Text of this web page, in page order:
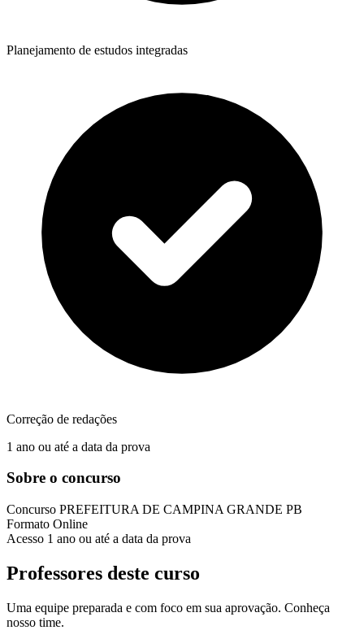
Planejamento de estudos integradas
Correção de redações
1 ano ou até a data da prova
Sobre o concurso
Concurso PREFEITURA DE CAMPINA GRANDE PB
Formato Online
Acesso 1 ano ou até a data da prova
Professores deste curso
Uma equipe preparada e com foco em sua aprovação. Conheça
nosso time.